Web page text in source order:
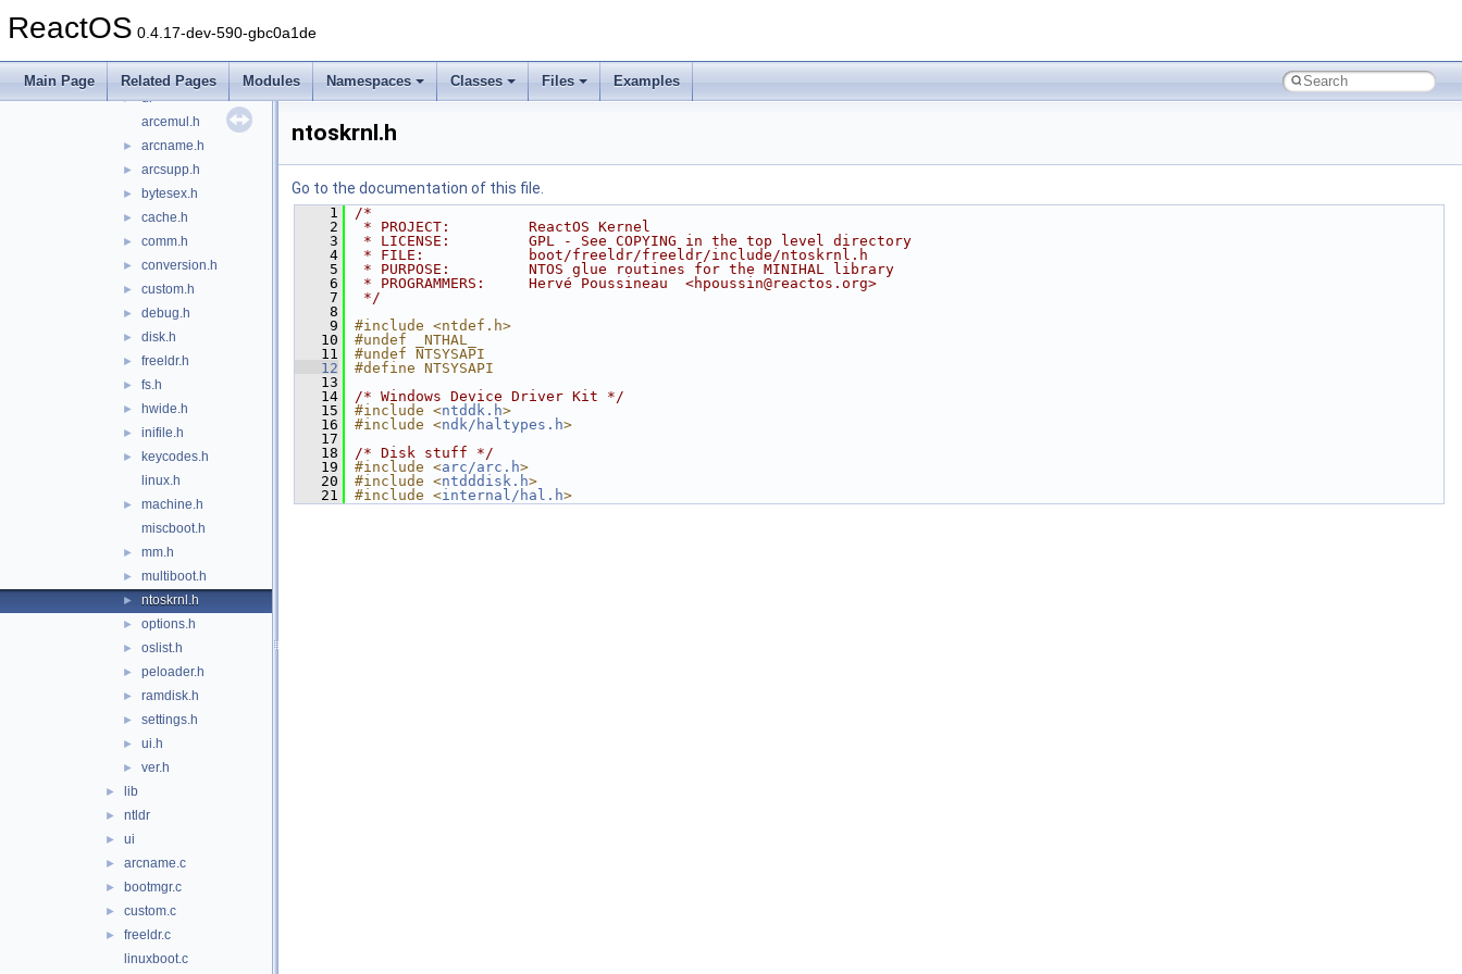
ReactOS 0.4.17-dev-590-gbc0a1de
Main Page Related Pages Modules Namespaces Classes Files Examples
► arch
► ntldr
► ui
arcemul.h
► arcname.h
► arcsupp.h
► bytesex.h
► cache.h
► comm.h
► conversion.h
► custom.h
► debug.h
► disk.h
► freeldr.h
► fs.h
► hwide.h
► inifile.h
►
keycodes.h
linux.h
►
machine.h
miscboot.h
► mm.h
► multiboot.h
► ntoskrnl.h
► options.h
► oslist.h
► peloader.h
► ramdisk.h
► settings.h
► ui.h
► ver.h
► lib
► ntldr
► ui
► arcname.c
► bootmgr.c
► custom.c
►
freeldr.c
linuxboot.c
ntoskrnl.h
Go to the documentation of this file.
    1
/*
    2
* PROJECT:         ReactOS Kernel
    3
* LICENSE:         GPL - See COPYING in the top level directory
    4
* FILE:            boot/freeldr/freeldr/include/ntoskrnl.h
    5
* PURPOSE:         NTOS glue routines for the MINIHAL library
    6
* PROGRAMMERS:     Hervé Poussineau  <hpoussin@reactos.org>
    7
*/
    8
    9
#include <ntdef.h>
   10
#undef _NTHAL_
   11
#undef NTSYSAPI
   12
#define NTSYSAPI
   13
   14
/* Windows Device Driver Kit */
   15
#include <ntddk.h>
   16
#include <ndk/haltypes.h>
   17
   18
/* Disk stuff */
   19
#include <arc/arc.h>
   20
#include <ntdddisk.h>
   21
#include <internal/hal.h>